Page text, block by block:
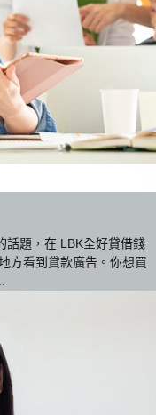
話題，在 LBK全好貸借錢
方看到貸款廣告。你想買